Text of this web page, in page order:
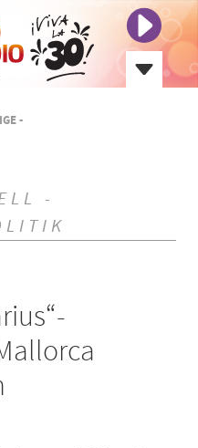
-
-